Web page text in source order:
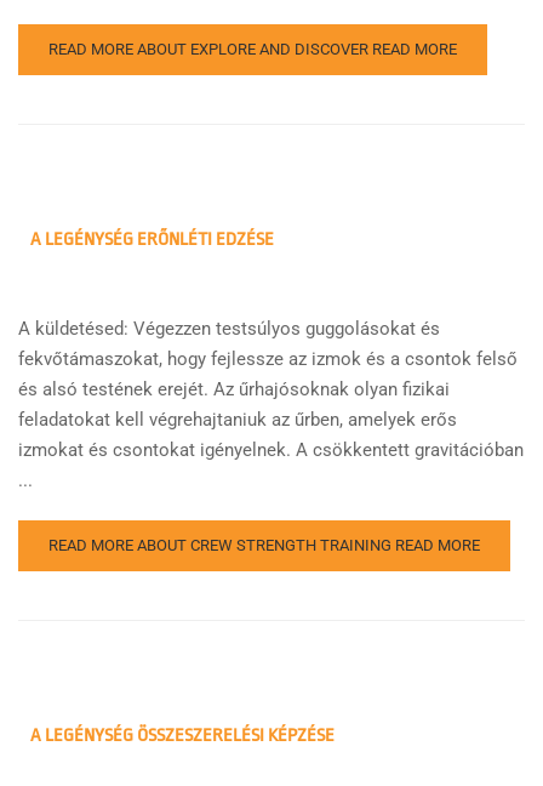
READ MORE ABOUT EXPLORE AND DISCOVER READ MORE
A LEGÉNYSÉG ERŐNLÉTI EDZÉSE
A küldetésed: Végezzen testsúlyos guggolásokat és
fekvőtámaszokat, hogy fejlessze az izmok és a csontok felső
és alsó testének erejét. Az űrhajósoknak olyan fizikai
feladatokat kell végrehajtaniuk az űrben, amelyek erős
izmokat és csontokat igényelnek. A csökkentett gravitációban
...
READ MORE ABOUT CREW STRENGTH TRAINING READ MORE
A LEGÉNYSÉG ÖSSZESZERELÉSI KÉPZÉSE